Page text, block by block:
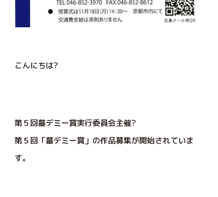
こんにちは?
第５回墓デミー賞実行委員会主催?
第５回「墓デミー賞」の作品募集が開始されていま
す。